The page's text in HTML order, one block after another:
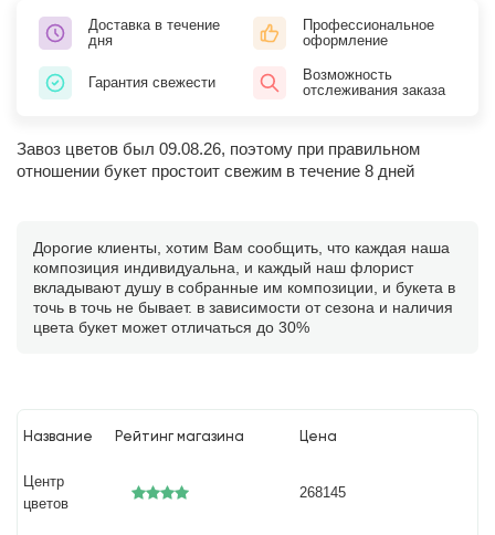
Доставка в течение
дня
Профессиональное
оформление
Гарантия свежести
Возможность
отслеживания заказа
Завоз цветов был 09.08.26, поэтому при правильном
отношении букет простоит свежим в течение 8 дней
Дорогие клиенты, хотим Вам сообщить, что каждая наша
композиция индивидуальна, и каждый наш флорист
вкладывают душу в собранные им композиции, и букета в
точь в точь не бывает. в зависимости от сезона и наличия
цвета букет может отличаться до 30%
Название Рейтинг магазина Цена
Центр
цветов
268145